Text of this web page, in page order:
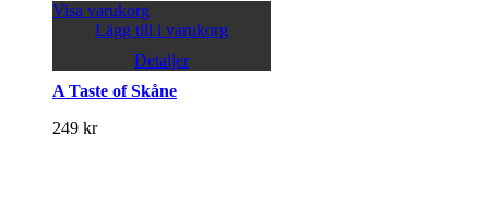
Visa varukorg
Lägg till i varukorg
Detaljer
A Taste of Skåne
249 kr